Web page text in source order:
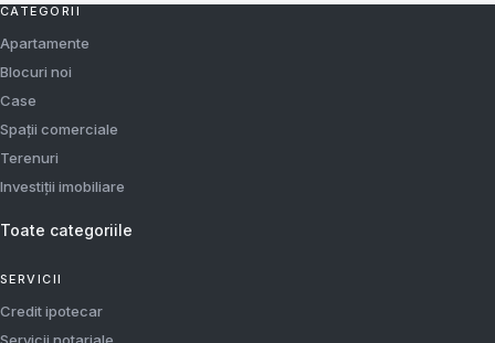
CATEGORII
Apartamente
Blocuri noi
Case
Spații comerciale
Terenuri
Investiții imobiliare
Toate categoriile
SERVICII
Credit ipotecar